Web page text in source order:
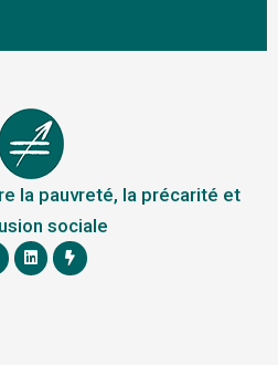
la pauvreté, la précarité et
sociale